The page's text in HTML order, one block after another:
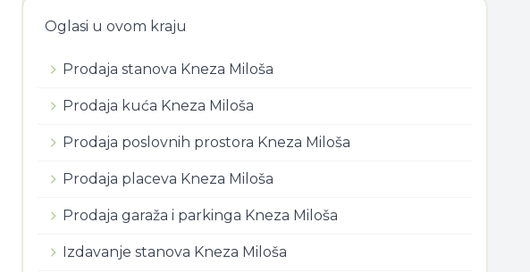
Oglasi u ovom kraju
Prodaja stanova Kneza Miloša
Prodaja kuća Kneza Miloša
Prodaja poslovnih prostora Kneza Miloša
Prodaja placeva Kneza Miloša
Prodaja garaža i parkinga Kneza Miloša
Izdavanje stanova Kneza Miloša